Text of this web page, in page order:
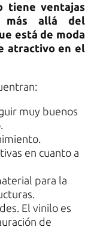
tiene ventajas
más allá del
está de moda
atractivo en el
muy buenos
en cuanto a
para la
El vinilo es
de